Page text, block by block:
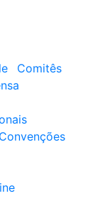
Comitês